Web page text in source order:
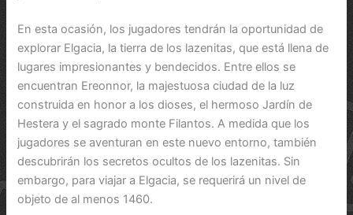
En esta ocasión, los jugadores tendrán la oportunidad de
explorar Elgacia, la tierra de los lazenitas, que está llena de
lugares impresionantes y bendecidos. Entre ellos se
encuentran Ereonnor, la majestuosa ciudad de la luz
construida en honor a los dioses, el hermoso Jardín de
Hestera y el sagrado monte Filantos. A medida que los
jugadores se aventuran en este nuevo entorno, también
descubrirán los secretos ocultos de los lazenitas. Sin
embargo, para viajar a Elgacia, se requerirá un nivel de
objeto de al menos 1460.